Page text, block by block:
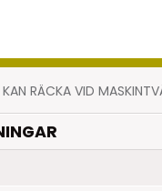
RÄCKA VID